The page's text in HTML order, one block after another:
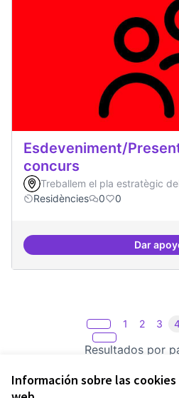
Información sobre las
Esdeveniment/
concurs
Treballem el pla estratègic
Residències
0 0
Dar
Resultados por
1 2 3